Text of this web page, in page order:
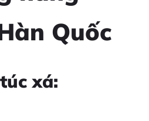
Quốc
xá: